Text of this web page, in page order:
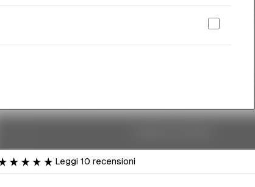
viso, collo e deollétté da usare la sera, con azione anti-
ml. o 50 ml.
Leggi10 recensioni